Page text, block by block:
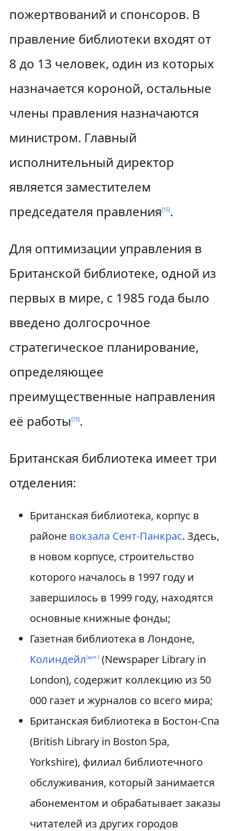
пожертвований и спонсоров. В
правление библиотеки входят от
8 до 13 человек, один из которых
назначается короной, остальные
члены правления назначаются
министром. Главный
исполнительный директор
является заместителем
председателя правления[15].
Для оптимизации управления в
Британской библиотеке, одной из
первых в мире, с 1985 года было
введено долгосрочное
стратегическое планирование,
определяющее
преимущественные направления
её работы[15].
Британская библиотека имеет три
отделения:
Британская библиотека, корпус в
районе вокзала Сент-Панкрас. Здесь,
в новом корпусе, строительство
которого началось в 1997 году и
завершилось в 1999 году, находятся
основные книжные фонды;
Газетная библиотека в Лондоне,
Колиндейл[англ.] (Newspaper Library in
London), содержит коллекцию из 50
000 газет и журналов со всего мира;
Британская библиотека в Бостон-Спа
(British Library in Boston Spa,
Yorkshire), филиал библиотечного
обслуживания, который занимается
абонементом и обрабатывает заказы
читателей из других городов